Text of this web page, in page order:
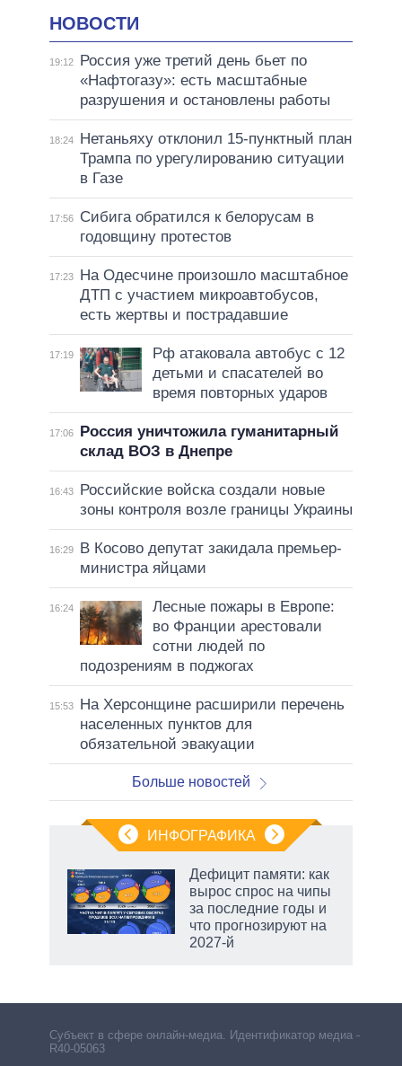
НОВОСТИ
19:12
Россия уже третий день бьет по
«Нафтогазу»: есть масштабные
разрушения и остановлены работы
18:24
Нетаньяху отклонил 15-пунктный план
Трампа по урегулированию ситуации
в Газе
17:56
Сибига обратился к белорусам в
годовщину протестов
17:23
На Одесчине произошло масштабное
ДТП с участием микроавтобусов,
есть жертвы и пострадавшие
17:19
Рф атаковала автобус с 12
детьми и спасателей во
время повторных ударов
17:06
Россия уничтожила гуманитарный
склад ВОЗ в Днепре
16:43
Российские войска создали новые
зоны контроля возле границы Украины
16:29
В Косово депутат закидала премьер-
министра яйцами
16:24
Лесные пожары в Европе:
во Франции арестовали
сотни людей по
подозрениям в поджогах
15:53
На Херсонщине расширили перечень
населенных пунктов для
обязательной эвакуации
Больше новостей
ИНФОГРАФИКА
Дефицит памяти: как
вырос спрос на чипы
за последние годы и
что прогнозируют на
2027-й
Субъект в сфере онлайн-медиа. Идентификатор медиа –
R40-05063